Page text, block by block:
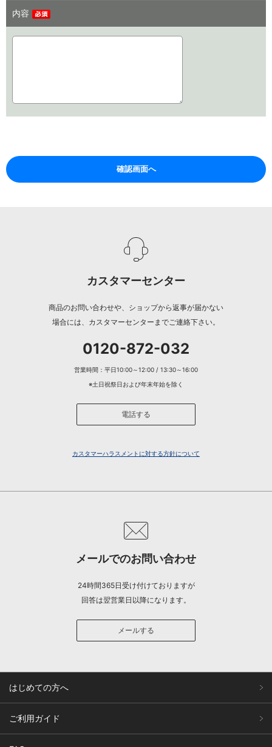
内容
カスタマーセンター
商品のお問い合わせや、ショップから返事が届かない
場合には、カスタマーセンターまでご連絡下さい。
0120-872-032
営業時間：平日10:00～12:00 / 13:30～16:00
※土日祝祭日および年末年始を除く
電話する
カスタマーハラスメントに対する方針について
メールでのお問い合わせ
24時間365日受け付けておりますが
回答は翌営業日以降になります。
メールする
はじめての方へ
ご利用ガイド